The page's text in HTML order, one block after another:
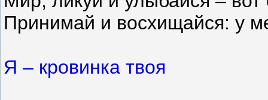
Принимай и восхищайся: у
Я – кровинка твоя